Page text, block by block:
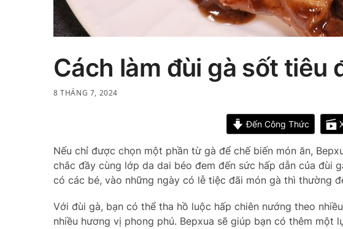
Cách làm đùi gà sốt tiêu
8 THÁNG 7, 2024
Đến Công Thức
Nếu chỉ được chọn một phần từ gà để chế biến món ăn,
chắc đầy cùng lớp da dai béo đem đến sức hấp dẫn của đùi
có các bé, vào những ngày có lễ tiệc đãi món gà thì thường
Với đùi gà, bạn có thể tha hồ luộc hấp chiên nướng theo
nhiều hương vị phong phú. Bepxua sẽ giúp bạn có thêm